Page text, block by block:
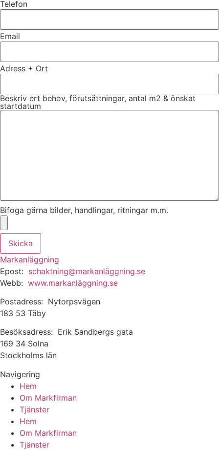
Telefon
Email
Adress + Ort
Beskriv ert behov, förutsättningar, antal m2 & önskat
startdatum
Bifoga gärna bilder, handlingar, ritningar m.m.
Skicka
Markanläggning
Epost: schaktning@markanläggning.se
Webb: www.markanläggning.se
Postadress: Nytorpsvägen
183 53 Täby
Besöksadress: Erik Sandbergs gata
169 34 Solna
Stockholms län
Navigering
Hem
Om Markfirman
Tjänster
Hem
Om Markfirman
Tjänster